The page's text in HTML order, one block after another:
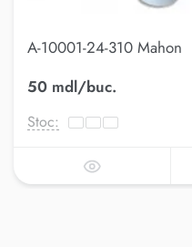
A-10001-24-310 Mahon
50 mdl/buc.
Stoc: